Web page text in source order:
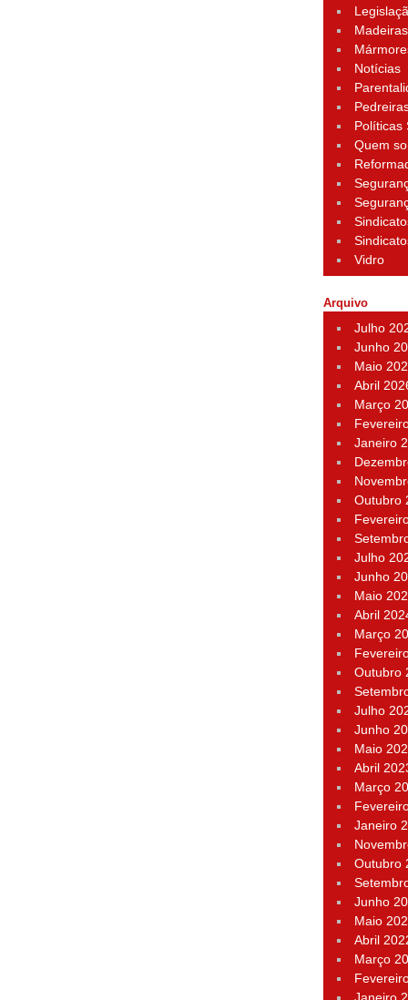
Madeiras
Notícias
Políticas
Quem
Vidro
Arquivo
Julho
Junho
Maio
Abril
Março
Janeiro
Outubro
Julho
Junho
Maio
Abril
Março
Outubro
Julho
Junho
Maio
Abril
Março
Janeiro
Outubro
Junho
Maio
Abril
Março